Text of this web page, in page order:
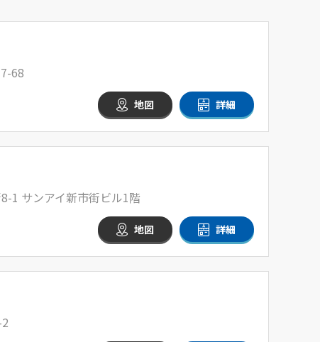
68
地図 詳細
1 サンアイ新市街ビル1階
地図 詳細